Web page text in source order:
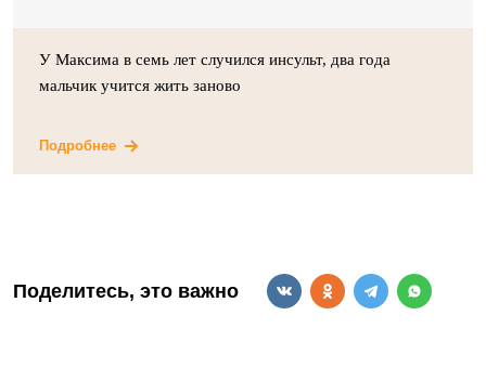
У Максима в семь лет случился инсульт, два года
мальчик учится жить заново
Подробнее
Поделитесь, это важно